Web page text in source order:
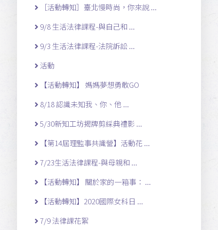
［活動轉知］臺北慢時尚，你來說 ...
9/8 生活法律課程-與自己和 ...
9/3 生活法律課程-法院訴訟 ...
活動
【活動轉知】 媽媽夢想勇敢GO
8/18 認識未知我、你、他 ...
5/30新知工坊揭牌剪綵典禮影 ...
【第14屆理監事共識營】活動花 ...
7/23生活法律課程-與母親和 ...
【活動轉知】 關於家的一箱事： ...
【活動轉知】2020國際女科日 ...
7/9 法律課花絮